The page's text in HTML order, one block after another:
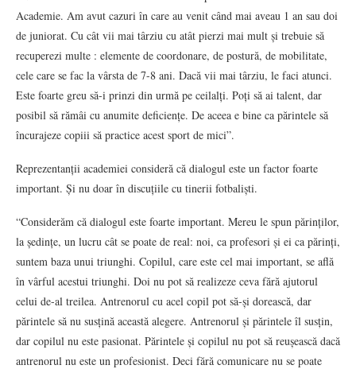
Academie. Am avut cazuri în care au venit când mai aveau 1 an sau doi
de juniorat. Cu cât vii mai târziu cu atât pierzi mai mult și trebuie să
recuperezi multe : elemente de coordonare, de postură, de mobilitate,
cele care se fac la vârsta de 7-8 ani. Dacă vii mai târziu, le faci atunci.
Este foarte greu să-i prinzi din urmă pe ceilalți. Poți să ai talent, dar
posibil să rămâi cu anumite deficiențe. De aceea e bine ca părintele să
încurajeze copiii să practice acest sport de mici”.
Reprezentanții academiei consideră că dialogul este un factor foarte
important. Și nu doar în discuțiile cu tinerii fotbaliști.
“Considerăm că dialogul este foarte important. Mereu le spun părinților,
la ședințe, un lucru cât se poate de real: noi, ca profesori și ei ca părinți,
suntem baza unui triunghi. Copilul, care este cel mai important, se află
în vârful acestui triunghi. Doi nu pot să realizeze ceva fără ajutorul
celui de-al treilea. Antrenorul cu acel copil pot să-și dorească, dar
părintele să nu susțină această alegere. Antrenorul și părintele îl susțin,
dar copilul nu este pasionat. Părintele și copilul nu pot să reușească dacă
antrenorul nu este un profesionist. Deci fără comunicare nu se poate